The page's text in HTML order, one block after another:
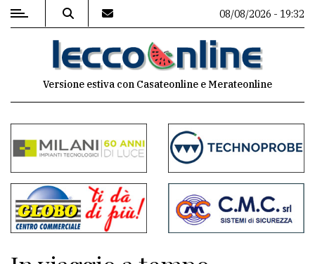
MENU
commenti
Contenuti
del
sito
08/08/2026 - 19:32
Versione estiva con Casateonline e Merateonline